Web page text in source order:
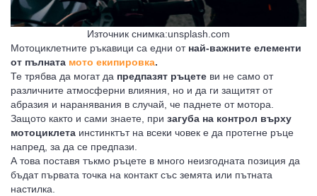
НЕКАТЕГОРИЗИРАНИ
МОТОР
СПИРАЧНИ МАРКУЧИ
Източник снимка:unsplash.com
Мотоциклетните ръкавици са едни от най-важните елементи
от пълната мото екипировка.
Те трябва да могат да предпазят ръцете ви не само от
различните атмосферни влияния, но и да ги защитят от
абразия и наранявания в случай, че паднете от мотора.
Защото както и сами знаете, при загуба на контрол върху
мотоциклета инстинктът на всеки човек е да протегне ръце
напред, за да се предпази.
А това поставя тъкмо ръцете в много неизгодната позиция да
бъдат първата точка на контакт със земята или пътната
настилка.